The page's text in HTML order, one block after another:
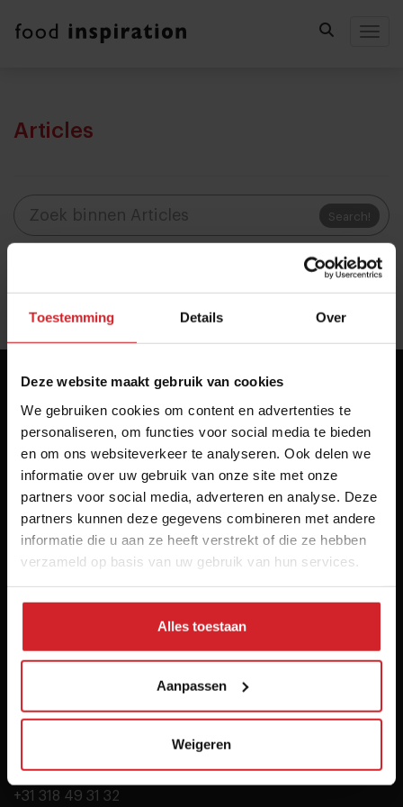
Toestemming Details Over
Deze website maakt gebruik van cookies
We gebruiken cookies om content en advertenties te
personaliseren, om functies voor social media te bieden
en om ons websiteverkeer te analyseren. Ook delen we
informatie over uw gebruik van onze site met onze
partners voor social media, adverteren en analyse. Deze
partners kunnen deze gegevens combineren met andere
informatie die u aan ze heeft verstrekt of die ze hebben
verzameld op basis van uw gebruik van hun services.
Alles toestaan
Aanpassen
Weigeren
Articles
Search!
The inspiration platform for professionals in food &
hospitality
About us
info@foodinspiration.com
+31 318 49 31 32